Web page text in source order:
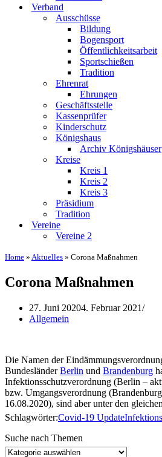
Verband
Ausschüsse
Bildung
Bogensport
Öffentlichkeitsarbeit
Sportschießen
Tradition
Ehrenrat
Ehrungen
Geschäftsstelle
Kassenprüfer
Kinderschutz
Königshaus
Archiv Königshäuser
Kreise
Kreis 1
Kreis 2
Kreis 3
Präsidium
Tradition
Vereine
Vereine 2
Home » Aktuelles » Corona Maßnahmen
Corona Maßnahmen
27. Juni 20204. Februar 2021
Allgemein
Die Namen der
BundesländerBerlin und Brandenburg
Infektionsschutzverordnung (Berlin –
bzw. Umgangsverordnung
16.08.2020), sind aber unter den
Schlagwörter:Covid-19 Update
Suche nach Themen
Suche